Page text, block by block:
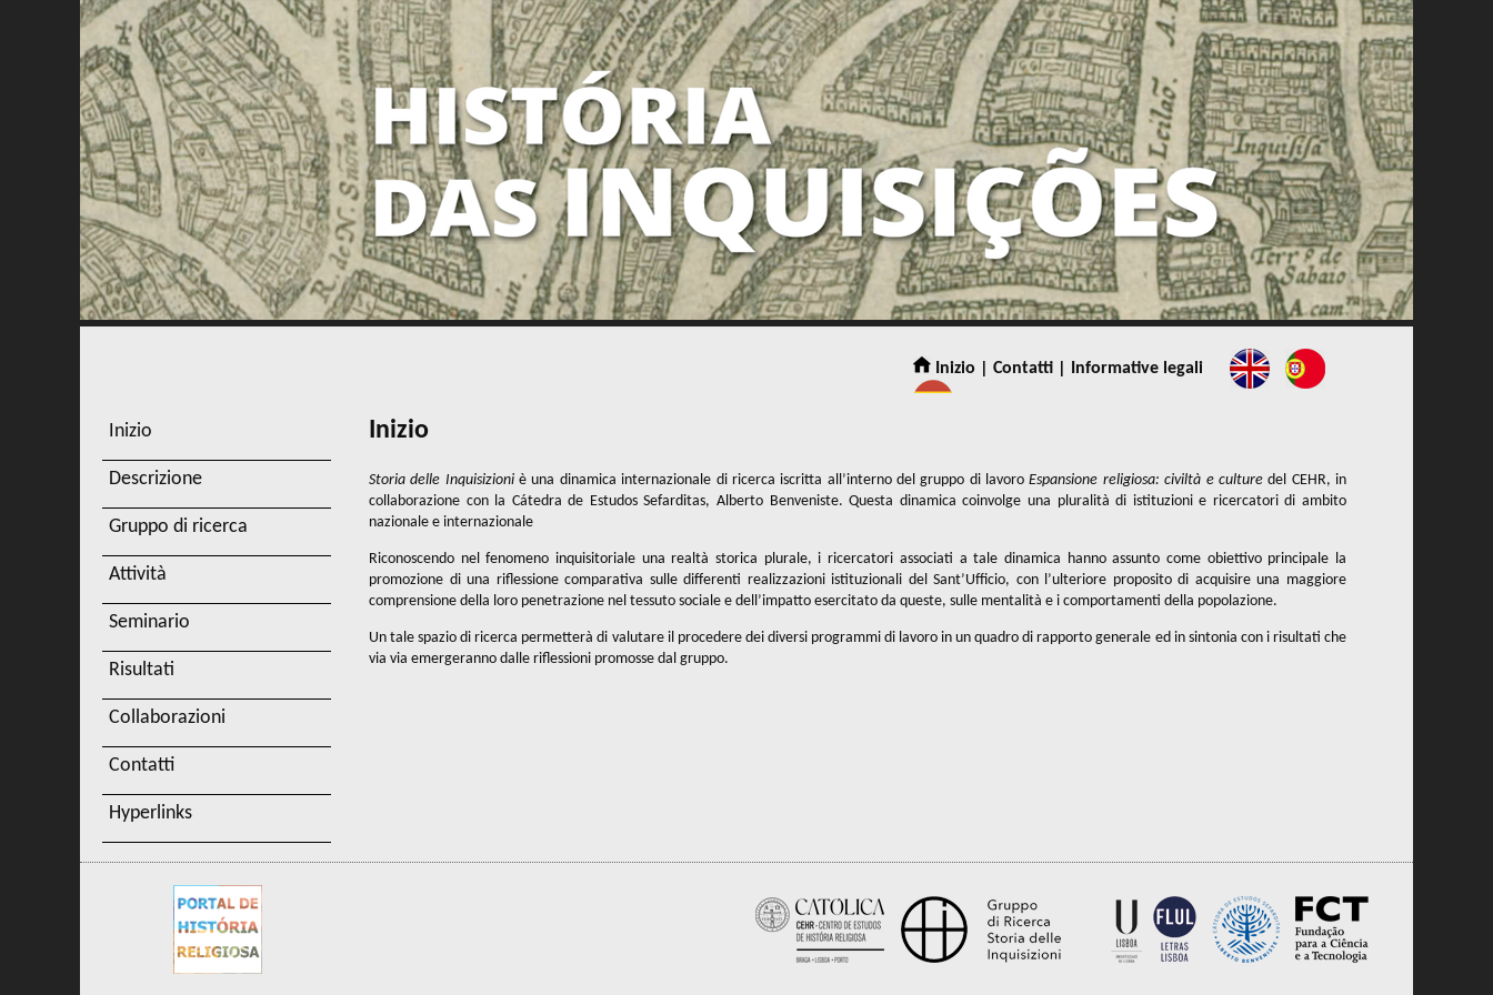
Inizio | Contatti | Informative legali
Inizio
Descrizione
Gruppo di ricerca
Attività
Seminario
Risultati
Collaborazioni
Contatti
Hyperlinks
Inizio
Storia delle Inquisizioniè una dinamica internazionale di ricerca iscritta all’interno del gruppo di lavoroEspansione religiosa: civiltà e culturedel CEHR, in
collaborazione con la Cátedra de Estudos Sefarditas, Alberto Benveniste. Questa dinamica coinvolge una pluralità di istituzioni e ricercatori di ambito
nazionale e internazionale
Riconoscendo nel fenomeno inquisitoriale una realtà storica plurale, i ricercatori associati a tale dinamica hanno assunto come obiettivo principale la
promozione di una riflessione comparativa sulle differenti realizzazioni istituzionali del Sant’Ufficio, con l’ulteriore proposito di acquisire una maggiore
comprensione della loro penetrazione nel tessuto sociale e dell’impatto esercitato da queste, sulle mentalità e i comportamenti della popolazione.
Un tale spazio di ricerca permetterà di valutare il procedere dei diversi programmi di lavoro in un quadro di rapporto generale ed in sintonia con i risultati che
via via emergeranno dalle riflessioni promosse dal gruppo.